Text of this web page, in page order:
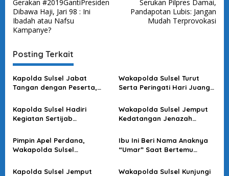
a
v
i
g
a
s
i
p
o
s
Gerakan #2019GantiPresiden
Dibawa Haji, Jari 98 : Ini
Ibadah atau Nafsu
Kampanye?
Serukan Pilpres Damai,
Pandapotan Lubis: Jangan
Mudah Terprovokasi
Posting Terkait
Kapolda Sulsel Jabat
Tangan dengan Peserta,
Wakapolda Sulsel Turut
Serta Peringati Hari Juang
Kapolda Sulsel Hadiri
Kegiatan Sertijab
AU Sultan Hasanuddin
Wakapolda Sulsel Jemput
Kedatangan Jenazah
Sultan Hasanuddin
Pimpin Apel Perdana,
Wakapolda Sulsel
Ibu Ini Beri Nama Anaknya
“Umar” Saat Bertemu
Kapolda Sulsel Jemput
Wakapolda Sulsel Kunjungi